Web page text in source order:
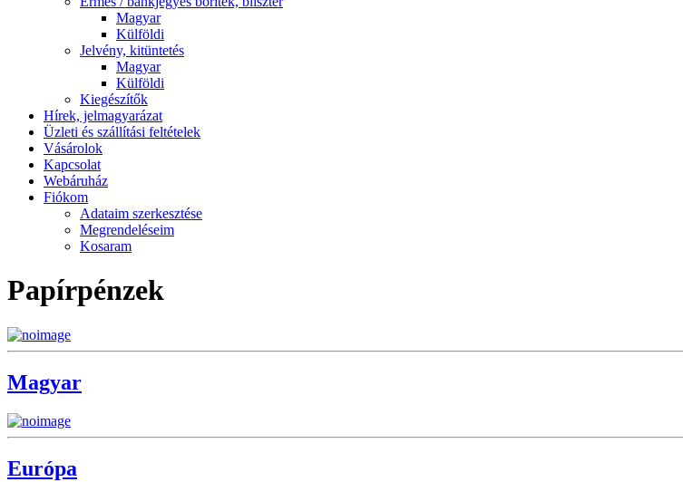
Magyar
Külföldi
Jelvény, kitüntetés
Magyar
Külföldi
Kiegészítők
Hírek, jelmagyarázat
Üzleti és szállítási feltételek
Vásárolok
Kapcsolat
Webáruház
Fiókom
Adataim szerkesztése
Megrendeléseim
Kosaram
Papírpénzek
Magyar
Európa